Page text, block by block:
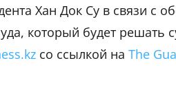
Хан Док Су в связи с
который будет решать
cо ссылкой на The